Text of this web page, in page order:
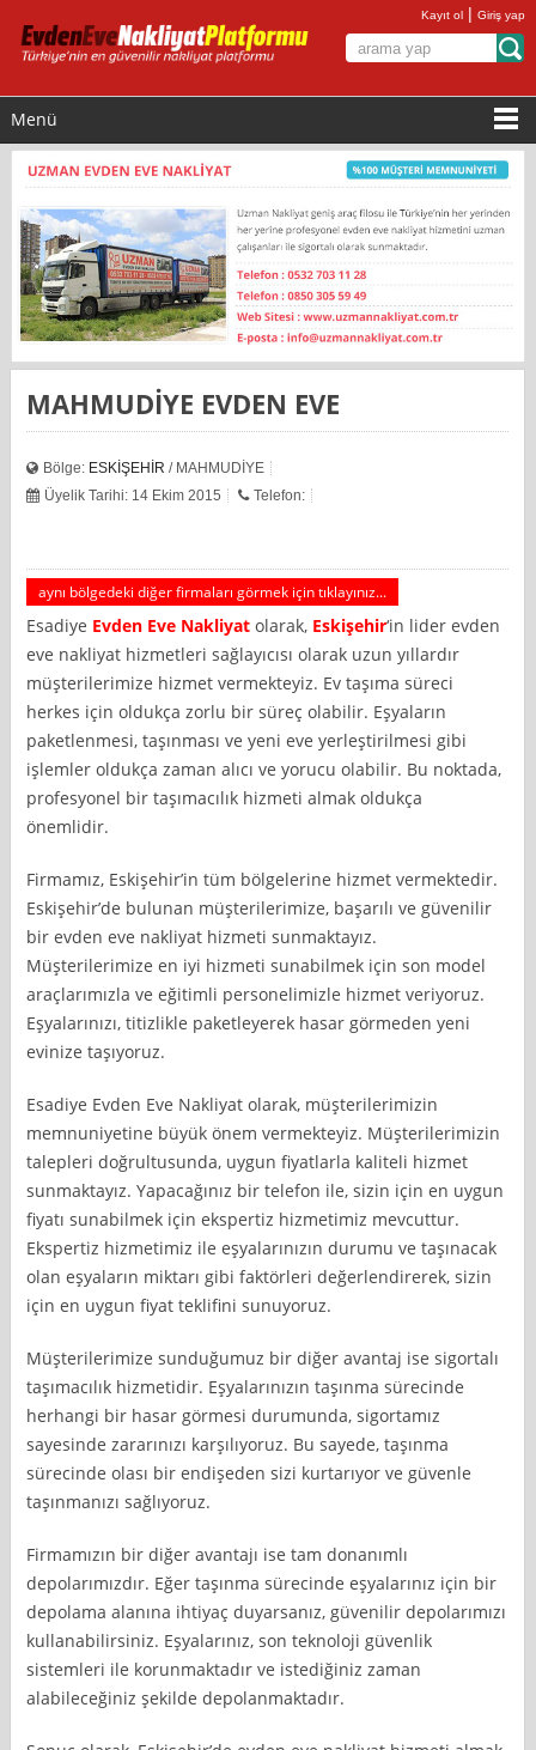
Kayıt ol |Giriş yap
Menü
MAHMUDİYE EVDEN EVE
Bölge: ESKİŞEHİR / MAHMUDİYE
Üyelik Tarihi: 14 Ekim 2015
Telefon:
aynı bölgedeki diğer firmaları görmek için tıklayınız...
Esadiye Evden Eve Nakliyat olarak, Eskişehir‘in lider evden
eve nakliyat hizmetleri sağlayıcısı olarak uzun yıllardır
müşterilerimize hizmet vermekteyiz. Ev taşıma süreci
herkes için oldukça zorlu bir süreç olabilir. Eşyaların
paketlenmesi, taşınması ve yeni eve yerleştirilmesi gibi
işlemler oldukça zaman alıcı ve yorucu olabilir. Bu noktada,
profesyonel bir taşımacılık hizmeti almak oldukça
önemlidir.
Firmamız, Eskişehir’in tüm bölgelerine hizmet vermektedir.
Eskişehir’de bulunan müşterilerimize, başarılı ve güvenilir
bir evden eve nakliyat hizmeti sunmaktayız.
Müşterilerimize en iyi hizmeti sunabilmek için son model
araçlarımızla ve eğitimli personelimizle hizmet veriyoruz.
Eşyalarınızı, titizlikle paketleyerek hasar görmeden yeni
evinize taşıyoruz.
Esadiye Evden Eve Nakliyat olarak, müşterilerimizin
memnuniyetine büyük önem vermekteyiz. Müşterilerimizin
talepleri doğrultusunda, uygun fiyatlarla kaliteli hizmet
sunmaktayız. Yapacağınız bir telefon ile, sizin için en uygun
fiyatı sunabilmek için ekspertiz hizmetimiz mevcuttur.
Ekspertiz hizmetimiz ile eşyalarınızın durumu ve taşınacak
olan eşyaların miktarı gibi faktörleri değerlendirerek, sizin
için en uygun fiyat teklifini sunuyoruz.
Müşterilerimize sunduğumuz bir diğer avantaj ise sigortalı
taşımacılık hizmetidir. Eşyalarınızın taşınma sürecinde
herhangi bir hasar görmesi durumunda, sigortamız
sayesinde zararınızı karşılıyoruz. Bu sayede, taşınma
sürecinde olası bir endişeden sizi kurtarıyor ve güvenle
taşınmanızı sağlıyoruz.
Firmamızın bir diğer avantajı ise tam donanımlı
depolarımızdır. Eğer taşınma sürecinde eşyalarınız için bir
depolama alanına ihtiyaç duyarsanız, güvenilir depolarımızı
kullanabilirsiniz. Eşyalarınız, son teknoloji güvenlik
sistemleri ile korunmaktadır ve istediğiniz zaman
alabileceğiniz şekilde depolanmaktadır.